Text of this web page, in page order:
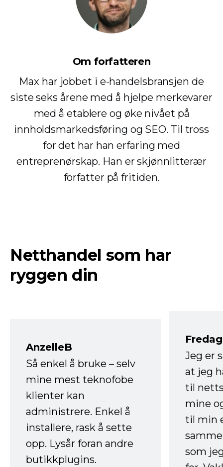
Om forfatteren
Max har jobbet i e-handelsbransjen de
siste seks årene med å hjelpe merkevarer
med å etablere og øke nivået på
innholdsmarkedsføring og SEO. Til tross
for det har han erfaring med
entreprenørskap. Han er skjønnlitterær
forfatter på fritiden.
Netthandel som har
ryggen din
AnzelleB
Så enkel å bruke – selv
mine mest teknofobe
klienter kan
administrere. Enkel å
installere, rask å sette
opp. Lysår foran andre
butikkplugins.
Jeg er
at jeg
til
mine
til min
som